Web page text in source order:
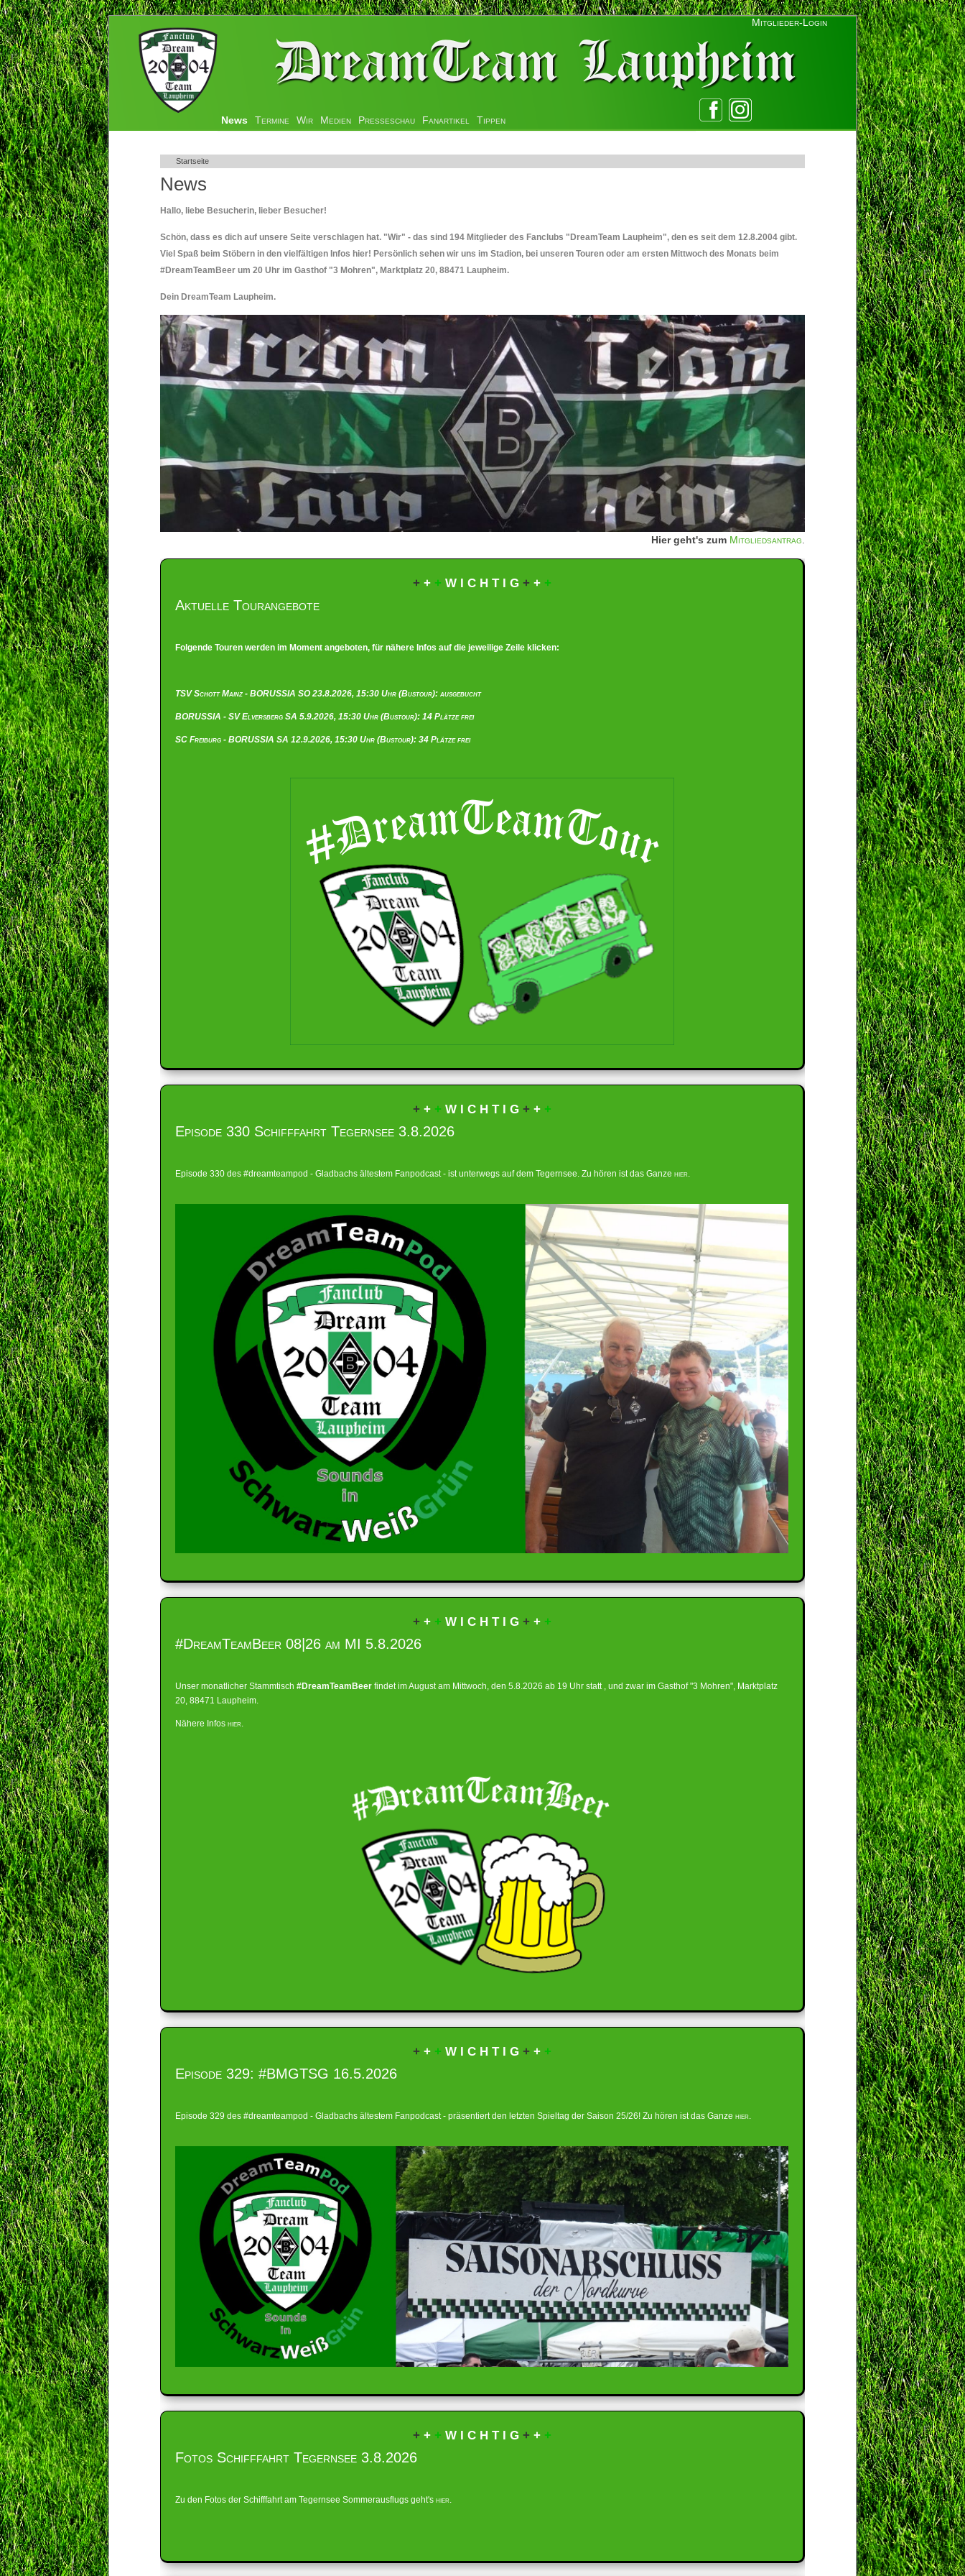
Mitglieder-Login
Navigation
News Termine Wir Medien Presseschau Fanartikel Tippen
Startseite
News
Hallo, liebe Besucherin, lieber Besucher!
Schön, dass es dich auf unsere Seite verschlagen hat. "Wir" - das sind 194 Mitglieder des Fanclubs "DreamTeam Laupheim", den es seit dem 12.8.2004 gibt.
Viel Spaß beim Stöbern in den vielfältigen Infos hier! Persönlich sehen wir uns im Stadion, bei unseren Touren oder am ersten Mittwoch des Monats beim
#DreamTeamBeer um 20 Uhr im Gasthof "3 Mohren", Marktplatz 20, 88471 Laupheim.
Dein DreamTeam Laupheim.
Hier geht's zum Mitgliedsantrag.
+ + + W I C H T I G + + +
Aktuelle Tourangebote
Folgende Touren werden im Moment angeboten, für nähere Infos auf die jeweilige Zeile klicken:
TSV Schott Mainz - BORUSSIA SO 23.8.2026, 15:30 Uhr (Bustour): ausgebucht
BORUSSIA - SV Elversberg SA 5.9.2026, 15:30 Uhr (Bustour): 14 Plätze frei
SC Freiburg - BORUSSIA SA 12.9.2026, 15:30 Uhr (Bustour): 34 Plätze frei
+ + + W I C H T I G + + +
Episode 330 Schifffahrt Tegernsee 3.8.2026
Episode 330 des #dreamteampod - Gladbachs ältestem Fanpodcast - ist unterwegs auf dem Tegernsee. Zu hören ist das Ganze hier.
+ + + W I C H T I G + + +
#DreamTeamBeer 08|26 am MI 5.8.2026
Unser monatlicher Stammtisch #DreamTeamBeer findet im August am Mittwoch, den 5.8.2026 ab 19 Uhr statt , und zwar im Gasthof "3 Mohren", Marktplatz
20, 88471 Laupheim.
Nähere Infos hier
+ + + W I C H T I G + + +
Episode 329: #BMGTSG 16.5.2026
Episode 329 des #dreamteampod - Gladbachs ältestem Fanpodcast - präsentiert den letzten Spieltag der Saison 25/26! Zu hören ist das Ganze hier.
+ + + W I C H T I G + + +
Fotos Schifffahrt Tegernsee 3.8.2026
Zu den Fotos der Schifffahrt am Tegernsee Sommerausflugs geht's hier